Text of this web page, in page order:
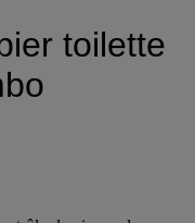
toilette